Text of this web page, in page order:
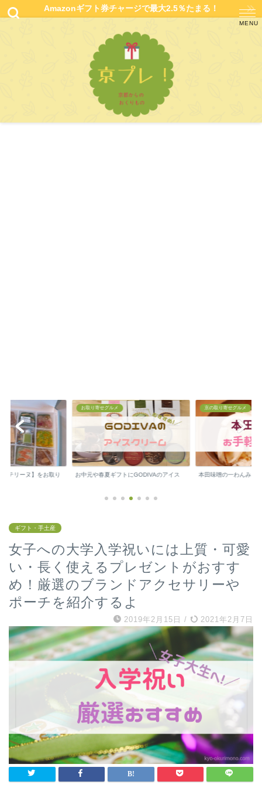
Amazonギフト券チャージで最大2.5％たまる！
テリーヌ】をお取り
お取り寄せグルメ
お中元や春夏ギフトにGODIVAのアイス
京の取り寄せグルメ
本田味噌の一わんみそ
ギフト・手土産
女子への大学入学祝いには上質・可愛
い・長く使えるプレゼントがおすす
め！厳選のブランドアクセサリーや
ポーチを紹介するよ
2019年2月15日 / 2021年2月7日